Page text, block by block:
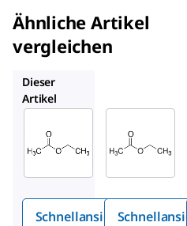
Ähnliche Artikel
vergleichen
Dieser
Artikel
1.00789
Ethylac
Schnellansicht